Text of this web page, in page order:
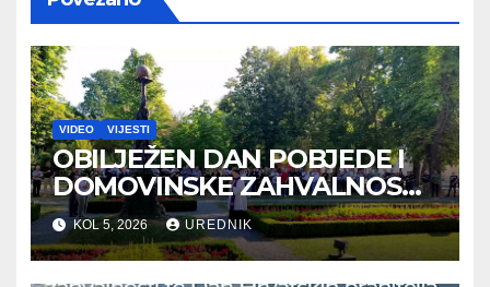
VIDEO VIJESTI
OBILJEŽEN DAN POBJEDE I
DOMOVINSKE ZAHVALNOSTI
TE DAN HRVATSKIH
BRANITELJA
KOL 5, 2026 UREDNIK